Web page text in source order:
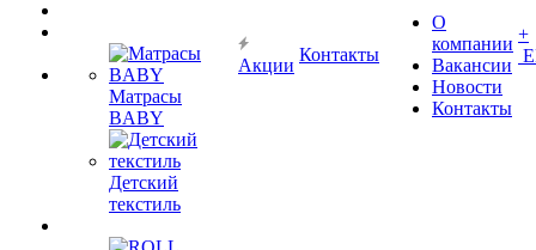
Матрасы
BABY
Детский
текстиль
Акции
Контакты
О
компании
Вакансии
Новости
Контакты
+